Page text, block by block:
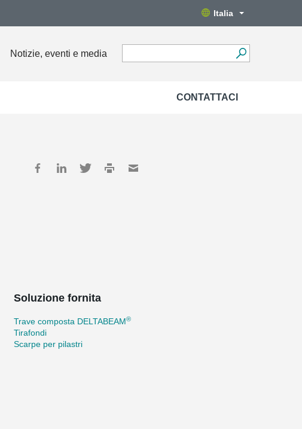
Italia
Notizie, eventi e media
CONTATTACI
Soluzione fornita
Trave composta DELTABEAM®
Tirafondi
Scarpe per pilastri